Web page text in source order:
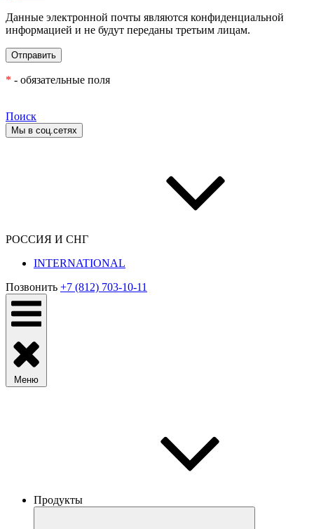
Данные электронной почты являются конфиденциальной
информацией и не будут переданы третьим лицам.
* - обязательные поля
Поиск
Мы в соц.сетях
РОССИЯ И СНГ
INTERNATIONAL
Позвонить +7 (812) 703-10-11
Меню
Продукты